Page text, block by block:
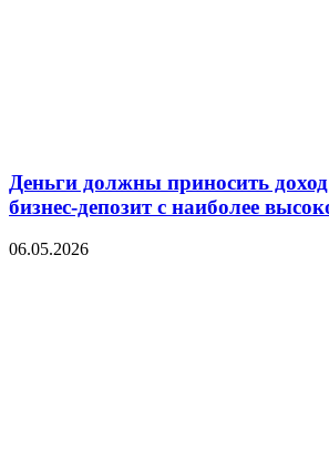
Деньги должны приносить
бизнес-депозит с наиболее
06.05.2026